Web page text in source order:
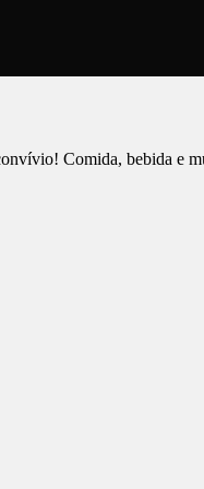
Comida, bebida e